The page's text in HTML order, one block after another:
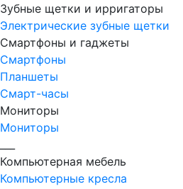
Зубные щетки и ирригаторы
Электрические зубные щетки
Смартфоны и гаджеты
Смартфоны
Планшеты
Смарт-часы
Мониторы
Мониторы
Компьютерная мебель
Компьютерные кресла